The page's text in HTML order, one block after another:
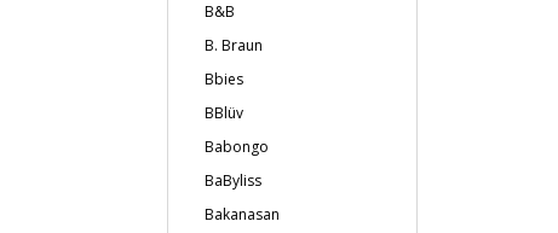
B&B
B. Braun
Bbies
BBlüv
Babongo
BaByliss
Bakanasan